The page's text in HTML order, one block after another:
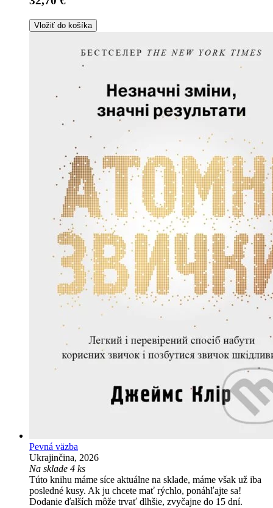
Vložiť do košíka
Pevná väzba
Ukrajinčina, 2026
Na sklade 4 ks
Túto knihu máme síce aktuálne na sklade, máme však už iba
posledné kusy. Ak ju chcete mať rýchlo, ponáhľajte sa!
Dodanie ďalších môže trvať dlhšie, zvyčajne do 15 dní.